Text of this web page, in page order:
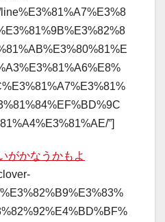
”]
がかなうかもよ